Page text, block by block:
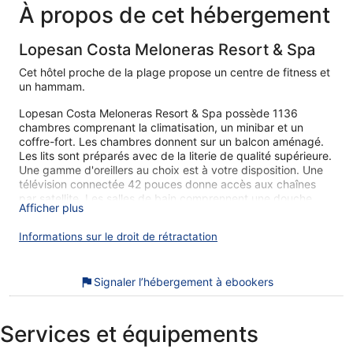
À propos de cet hébergement
Lopesan Costa Meloneras Resort & Spa
Cet hôtel proche de la plage propose un centre de fitness et
un hammam.
Lopesan Costa Meloneras Resort & Spa possède 1136
chambres comprenant la climatisation, un minibar et un
coffre-fort. Les chambres donnent sur un balcon aménagé.
Les lits sont préparés avec de la literie de qualité supérieure.
Une gamme d'oreillers au choix est à votre disposition. Une
télévision connectée 42 pouces donne accès aux chaînes
par satellite. Les salles de bain comprennent une douche
avec un pommeau de douche à « effet pluie », des articles
Cet hôtel de San Bartolomé de Tirajana offre l'accès gratuit à
remous se trouvent sur place. Outre une piscine pour
enfants, l'hébergement propose une rivière artificielle (lazy
Afficher plus
Informations sur le droit de rétractation
Signaler l’hébergement à ebookers
Services et équipements